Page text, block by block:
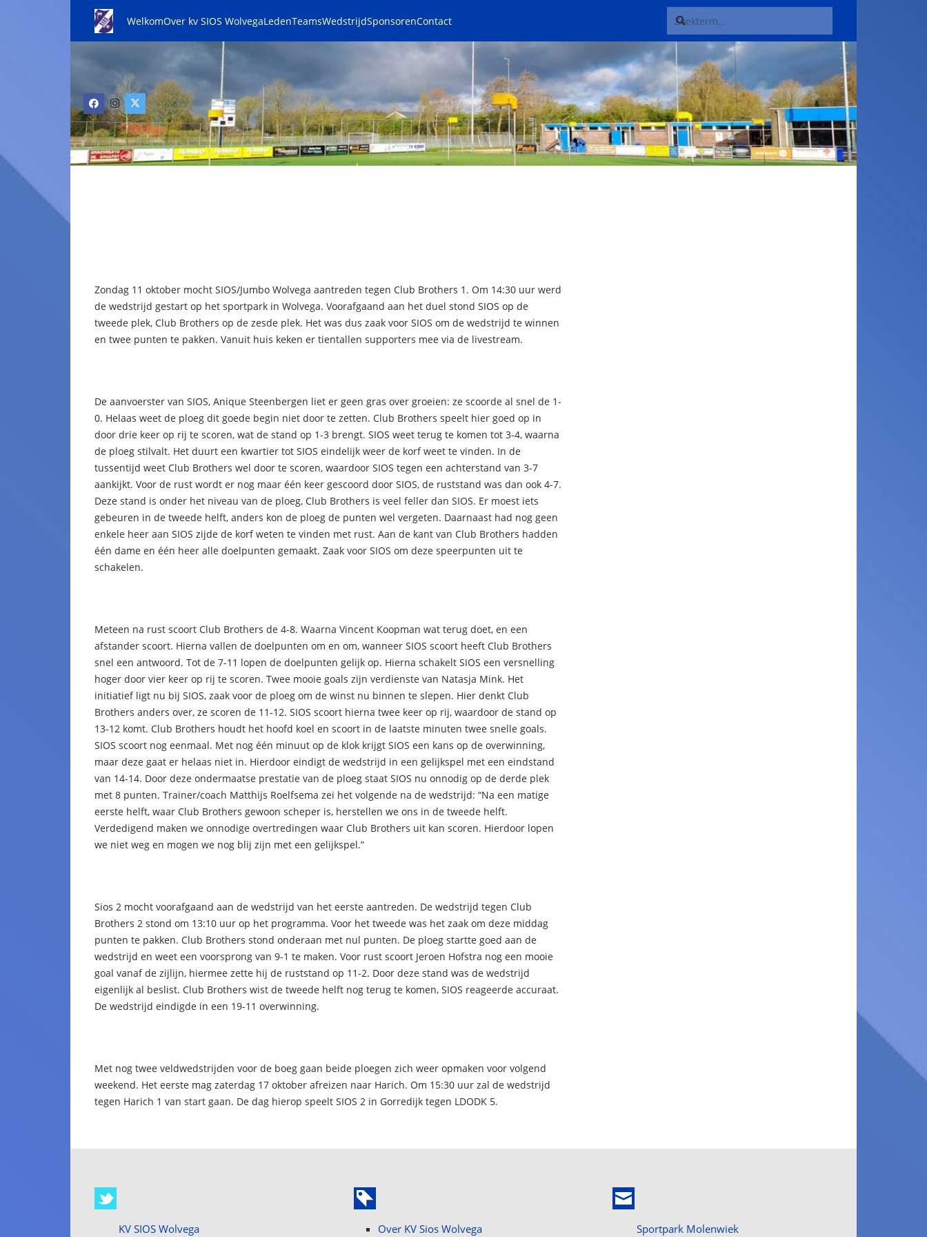
WelkomOver kv SIOS WolvegaLedenTeamsWedstrijdSponsorenContact
Zondag 11 oktober mocht SIOS/Jumbo Wolvega aantreden tegen Club Brothers 1. Om 14:30 uur werd
de wedstrijd gestart op het sportpark in Wolvega. Voorafgaand aan het duel stond SIOS op de
tweede plek, Club Brothers op de zesde plek. Het was dus zaak voor SIOS om de wedstrijd te winnen
en twee punten te pakken. Vanuit huis keken er tientallen supporters mee via de livestream.
De aanvoerster van SIOS, Anique Steenbergen liet er geen gras over groeien: ze scoorde al snel de 1-
0. Helaas weet de ploeg dit goede begin niet door te zetten. Club Brothers speelt hier goed op in
door drie keer op rij te scoren, wat de stand op 1-3 brengt. SIOS weet terug te komen tot 3-4, waarna
de ploeg stilvalt. Het duurt een kwartier tot SIOS eindelijk weer de korf weet te vinden. In de
tussentijd weet Club Brothers wel door te scoren, waardoor SIOS tegen een achterstand van 3-7
aankijkt. Voor de rust wordt er nog maar één keer gescoord door SIOS, de ruststand was dan ook 4-7.
Deze stand is onder het niveau van de ploeg, Club Brothers is veel feller dan SIOS. Er moest iets
gebeuren in de tweede helft, anders kon de ploeg de punten wel vergeten. Daarnaast had nog geen
enkele heer aan SIOS zijde de korf weten te vinden met rust. Aan de kant van Club Brothers hadden
één dame en één heer alle doelpunten gemaakt. Zaak voor SIOS om deze speerpunten uit te
schakelen.
Meteen na rust scoort Club Brothers de 4-8. Waarna Vincent Koopman wat terug doet, en een
afstander scoort. Hierna vallen de doelpunten om en om, wanneer SIOS scoort heeft Club Brothers
snel een antwoord. Tot de 7-11 lopen de doelpunten gelijk op. Hierna schakelt SIOS een versnelling
hoger door vier keer op rij te scoren. Twee mooie goals zijn verdienste van Natasja Mink. Het
initiatief ligt nu bij SIOS, zaak voor de ploeg om de winst nu binnen te slepen. Hier denkt Club
Brothers anders over, ze scoren de 11-12. SIOS scoort hierna twee keer op rij, waardoor de stand op
13-12 komt. Club Brothers houdt het hoofd koel en scoort in de laatste minuten twee snelle goals.
SIOS scoort nog eenmaal. Met nog één minuut op de klok krijgt SIOS een kans op de overwinning,
maar deze gaat er helaas niet in. Hierdoor eindigt de wedstrijd in een gelijkspel met een eindstand
van 14-14. Door deze ondermaatse prestatie van de ploeg staat SIOS nu onnodig op de derde plek
met 8 punten. Trainer/coach Matthijs Roelfsema zei het volgende na de wedstrijd: “Na een matige
eerste helft, waar Club Brothers gewoon scheper is, herstellen we ons in de tweede helft.
Verdedigend maken we onnodige overtredingen waar Club Brothers uit kan scoren. Hierdoor lopen
we niet weg en mogen we nog blij zijn met een gelijkspel.”
Sios 2 mocht voorafgaand aan de wedstrijd van het eerste aantreden. De wedstrijd tegen Club
Brothers 2 stond om 13:10 uur op het programma. Voor het tweede was het zaak om deze middag
punten te pakken. Club Brothers stond onderaan met nul punten. De ploeg startte goed aan de
wedstrijd en weet een voorsprong van 9-1 te maken. Voor rust scoort Jeroen Hofstra nog een mooie
goal vanaf de zijlijn, hiermee zette hij de ruststand op 11-2. Door deze stand was de wedstrijd
eigenlijk al beslist. Club Brothers wist de tweede helft nog terug te komen, SIOS reageerde accuraat.
De wedstrijd eindigde in een 19-11 overwinning.
Met nog twee veldwedstrijden voor de boeg gaan beide ploegen zich weer opmaken voor volgend
weekend. Het eerste mag zaterdag 17 oktober afreizen naar Harich. Om 15:30 uur zal de wedstrijd
tegen Harich 1 van start gaan. De dag hierop speelt SIOS 2 in Gorredijk tegen LDODK 5.
KV SIOS Wolvega Over KV Sios Wolvega
Sportpark Molenwiek